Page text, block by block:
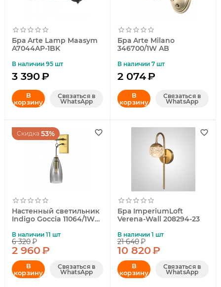
Бра Arte Lamp Maasym
A7044AP-1BK
В наличии 95 шт
3 390₽
В
корзину
Связаться в
WhatsApp
Бра Arte Milano
346700/1W AB
В наличии 7 шт
2 074₽
В
корзину
Связаться в
WhatsApp
Скидка 53%
Настенный светильник
Indigo Goccia 11064/1W
В наличии 11 шт
6 320₽
2 960₽
В
корзину
Связаться в
WhatsApp
Бра ImperiumLoft
Verena-Wall 208294-23
В наличии 1 шт
21 640₽
10 820₽
В
корзину
Связаться в
WhatsApp